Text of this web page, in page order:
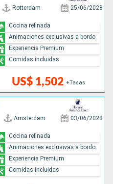
Rotterdam 25/06/2028
US$ 1,502 +Tasas
Cocina refinada
Animaciones exclusivas a bordo
Experiencia Premium
Comidas incluidas
Amsterdam 03/06/2028
Cocina refinada
Animaciones exclusivas a bordo
Experiencia Premium
Comidas incluidas